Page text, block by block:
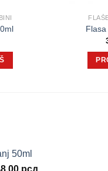
50ml
Trenutna